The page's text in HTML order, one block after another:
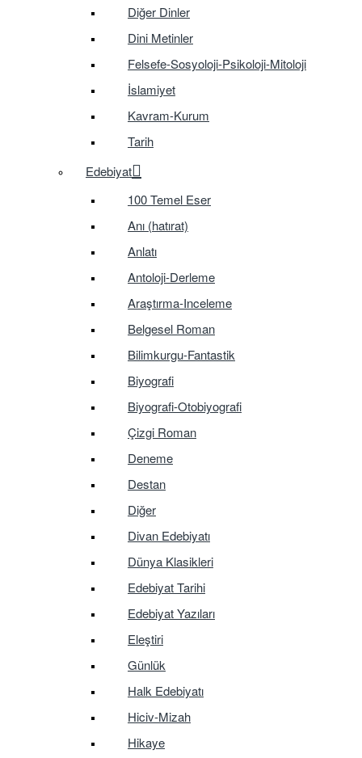
Diğer Dinler
Dini Metinler
Felsefe-Sosyoloji-Psikoloji-Mitoloji
İslamiyet
Kavram-Kurum
Tarih
Edebiyat
100 Temel Eser
Anı (hatırat)
Anlatı
Antoloji-Derleme
Araştırma-Inceleme
Belgesel Roman
Bilimkurgu-Fantastik
Biyografi
Biyografi-Otobiyografi
Çizgi Roman
Deneme
Destan
Diğer
Divan Edebiyatı
Dünya Klasikleri
Edebiyat Tarihi
Edebiyat Yazıları
Eleştiri
Günlük
Halk Edebiyatı
Hiciv-Mizah
Hikaye